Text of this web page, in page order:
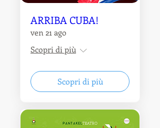
ARRIBA CUBA!
ven 21 ago
Scopri di più
Scopri di più